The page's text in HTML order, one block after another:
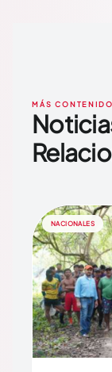
MÁS CONTENIDO
NACIONALES